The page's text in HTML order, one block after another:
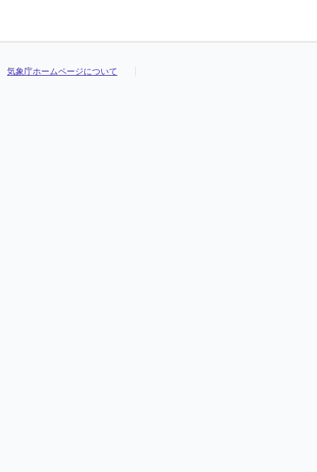
気象庁ホームページについて